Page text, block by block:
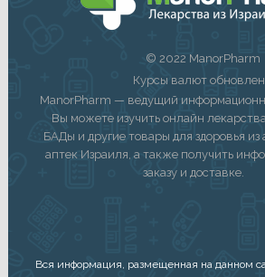
© 2022 ManorPharm
Курсы валют
ManorPharm — ведущий
Вы можете изучить онлайн
БАДы и другие товары для здоровья из
аптек Израиля, а также получить
заказу и доставке.
Вся информация, размещенная на данном